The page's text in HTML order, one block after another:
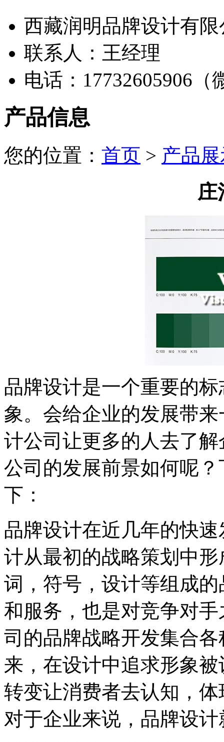
西藏润明品牌设计有限
联系人：王经理
电话：17732605906（
产品信息
您的位置： 首页 > 产品
庄
品牌设计是一个重要的
象。会给企业的发展带
计公司让更多的人去了
公司的发展前景如何呢
下：
品牌设计在近几年的快
计从最初的战略策划中
词，符号，设计等组成
和服务，也是对竞争对
司的品牌战略开发集合
来，在设计中追求形象
转变让消费者去认知，
对于企业来说，品牌设